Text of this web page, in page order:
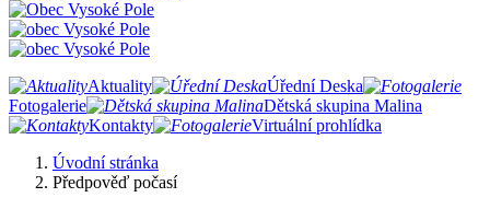
Aktuality
Úřední Deska
Fotogalerie
Dětská skupina Malina
Kontakty
Virtuální prohlídka
Úvodní stránka
Předpověď počasí